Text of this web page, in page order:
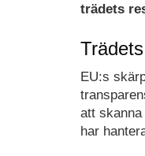
trädets
EU:s
att
har